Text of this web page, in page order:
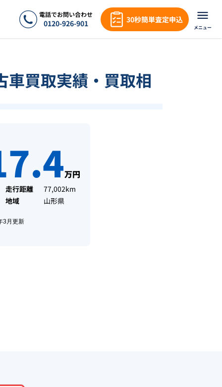
電話でお問い合わせ
0120-926-901 30秒簡単査定申込
メニュー
車買取実績・買取相
万円
走行距離
77,002km
地域
山形県
3月 更新